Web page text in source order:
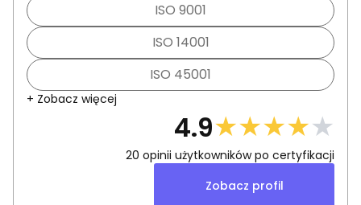
ISO 9001
ISO 14001
ISO 45001
+ Zobacz więcej
4.9★★★★★
20 opinii użytkowników po certyfikacji
Zobacz profil